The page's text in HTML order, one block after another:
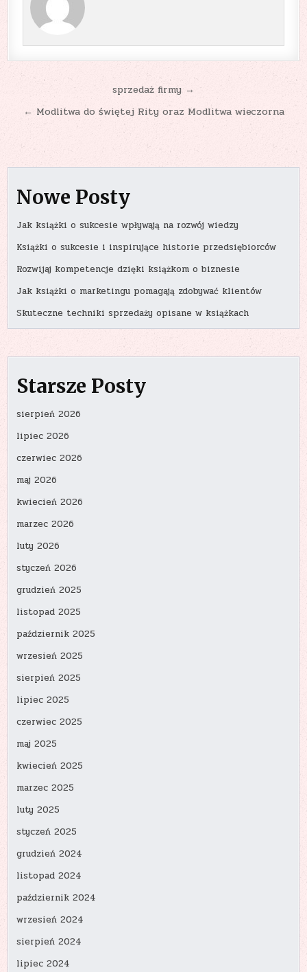
wpisu
sprzedaż firmy →
← Modlitwa do świętej Rity oraz Modlitwa wieczorna
Nowe Posty
Jak książki o sukcesie wpływają na rozwój wiedzy
Książki o sukcesie i inspirujące historie przedsiębiorców
Rozwijaj kompetencje dzięki książkom o biznesie
Jak książki o marketingu pomagają zdobywać klientów
Skuteczne techniki sprzedaży opisane w książkach
Starsze Posty
sierpień 2026
lipiec 2026
czerwiec 2026
maj 2026
kwiecień 2026
marzec 2026
luty 2026
styczeń 2026
grudzień 2025
listopad 2025
październik 2025
wrzesień 2025
sierpień 2025
lipiec 2025
czerwiec 2025
maj 2025
kwiecień 2025
marzec 2025
luty 2025
styczeń 2025
grudzień 2024
listopad 2024
październik 2024
wrzesień 2024
sierpień 2024
lipiec 2024